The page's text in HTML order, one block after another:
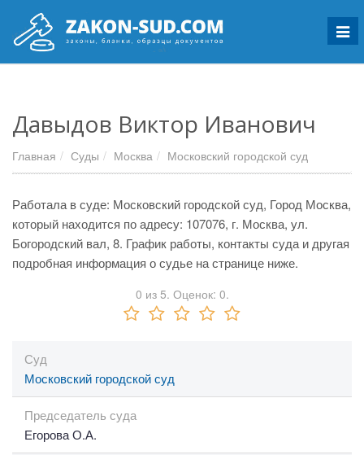
Давыдов Виктор Иванович
Главная Суды Москва Московский городской суд
Работала в суде: Московский городской суд, Город Москва,
который находится по адресу: 107076, г. Москва, ул.
Богородский вал, 8. График работы, контакты суда и другая
подробная информация о судье на странице ниже.
0 из 5. Оценок: 0.
Суд
Московский городской суд
Председатель суда
Егорова О.А.